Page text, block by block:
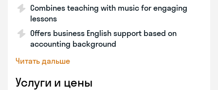
Combines teaching with music for engaging
lessons
Offers business English support based on
accounting background
Читать дальше
Услуги и цены